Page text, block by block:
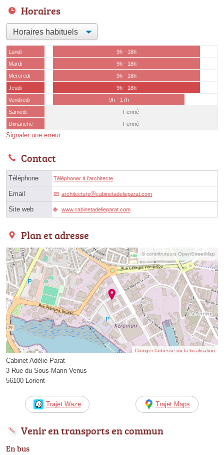
Horaires
Lundi
9h - 18h
Mardi
9h - 18h
Mercredi
9h - 18h
Jeudi
9h - 18h
Vendredi
9h - 17h
Samedi
Fermé
Dimanche
Fermé
Signaler une erreur
Contact
Téléphone Téléphoner à l'architecte
Email architectureⓐcabinetadelieparat.com
Site web www.cabinetadelieparat.com
Plan et adresse
© contributeurs OpenStreetMap
Corriger l’adresse ou la localisation
Cabinet Adélie Parat
3 Rue du Sous-Marin Venus
56100 Lorient
Trajet Waze Trajet Maps
Venir en transports en commun
En bus